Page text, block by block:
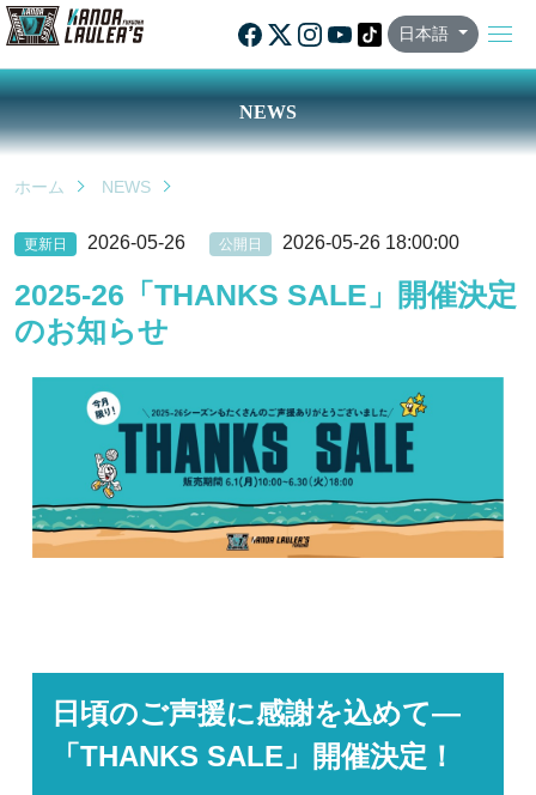
日本語
NEWS
ホーム NEWS
更新日 2026-05-26 公開日 2026-05-26 18:00:00
2025-26「THANKS SALE」開催決定
のお知らせ
日頃のご声援に感謝を込めて—
「 THANKS SALE 」開催決定！